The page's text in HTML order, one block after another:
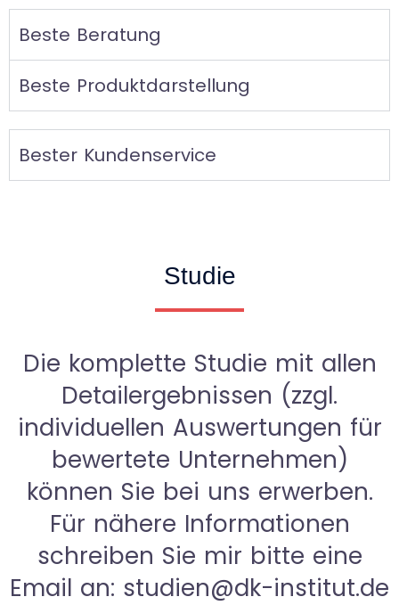
Beste Beratung
Beste Produktdarstellung
Bester Kundenservice
Studie
Die komplette Studie mit allen
Detailergebnissen (zzgl.
individuellen Auswertungen für
bewertete Unternehmen)
können Sie bei uns erwerben.
Für nähere Informationen
schreiben Sie mir bitte eine
Email an: studien@dk-institut.de